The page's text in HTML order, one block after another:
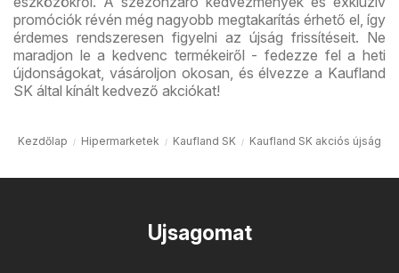
promóciók révén még nagyobb megtakarítás érhető el, így
érdemes rendszeresen figyelni az újság frissítéseit. Ne
maradjon le a kedvenc termékeiről - fedezze fel a heti
újdonságokat, vásároljon okosan, és élvezze a Kaufland
SK által kínált kedvező akciókat!
Kezdőlap Hipermarketek Kaufland SK Kaufland SK akciós újság
Ujsagomat